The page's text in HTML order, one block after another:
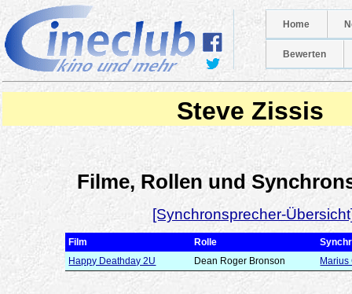
Home
Bewerten
Steve Zissis
Filme, Rollen und
[Synchronsprecher-
Film Rolle
Happy Deathday 2U
Dean Roger Bronson Marius